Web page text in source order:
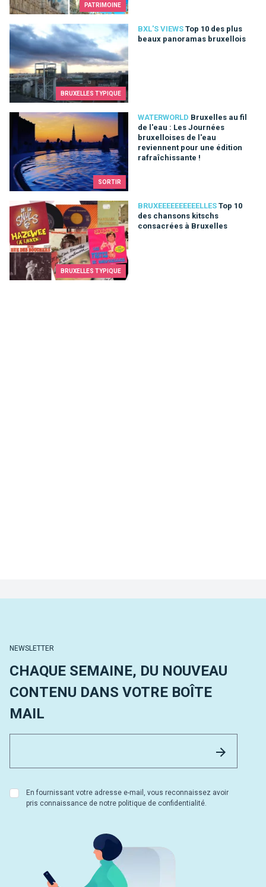
PATRIMOINE
BRUXELLES TYPIQUE
BXL'S VIEWS Top 10 des plus
beaux panoramas bruxellois
Top 10 des plus beaux panoramas bruxellois
SORTIR
WATERWORLD Bruxelles au fil
de l'eau : Les Journées
bruxelloises de l'eau
reviennent pour une édition
rafraîchissante !
Bruxelles au fil de l'eau : Les Journées bruxelloises de l'eau
BRUXELLES TYPIQUE
BRUXEEEEEEEEEELLES Top 10
des chansons kitschs
consacrées à Bruxelles
Top 10 des chansons kitschs consacrées à Bruxelles
NEWSLETTER
CHAQUE SEMAINE, DU NOUVEAU
CONTENU DANS VOTRE BOÎTE
MAIL
En fournissant votre adresse e-mail, vous reconnaissez avoir
pris connaissance de notre politique de confidentialité.